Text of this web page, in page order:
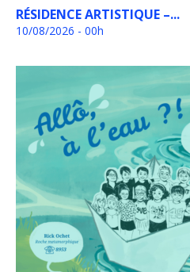
RÉSIDENCE ARTISTIQUE –...
10/08/2026 - 00h